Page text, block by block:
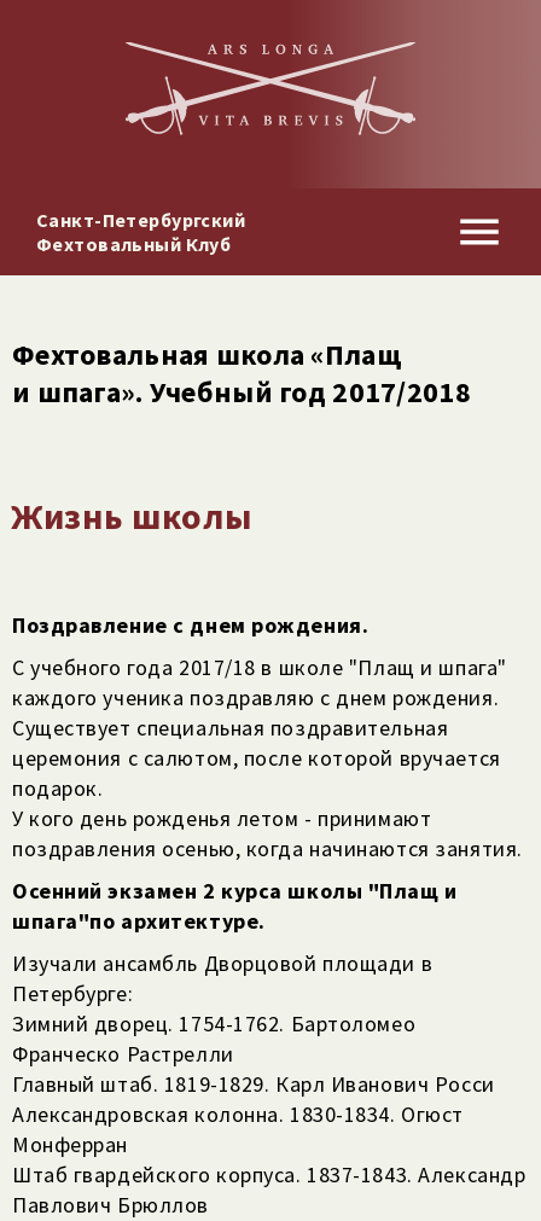
Санкт-Петербургский
Фехтовальный Клуб
Фехтовальная школа «Плащ
и шпага». Учебный год 2017/​2018
Жизнь школы
Поздравление с днем рождения.
С учебного года 2017/18 в школе "Плащ и шпага"
каждого ученика поздравляю с днем рождения.
Существует специальная поздравительная
церемония с салютом, после которой вручается
подарок.
У кого день рожденья летом - принимают
поздравления осенью, когда начинаются занятия.
Осенний экзамен 2 курса школы "Плащ и
шпага"по архитектуре.
Изучали ансамбль Дворцовой площади в
Петербурге:
Зимний дворец. 1754-1762. Бартоломео
Франческо Растрелли
Главный штаб. 1819-1829. Карл Иванович Росси
Александровская колонна. 1830-1834. Огюст
Монферран
Штаб гвардейского корпуса. 1837-1843. Александр
Павлович Брюллов